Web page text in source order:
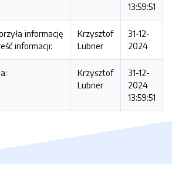
13:59:51
informację
informacji:
Krzysztof
Lubner
31-12-
2024
Krzysztof
Lubner
31-12-
2024
13:59:51